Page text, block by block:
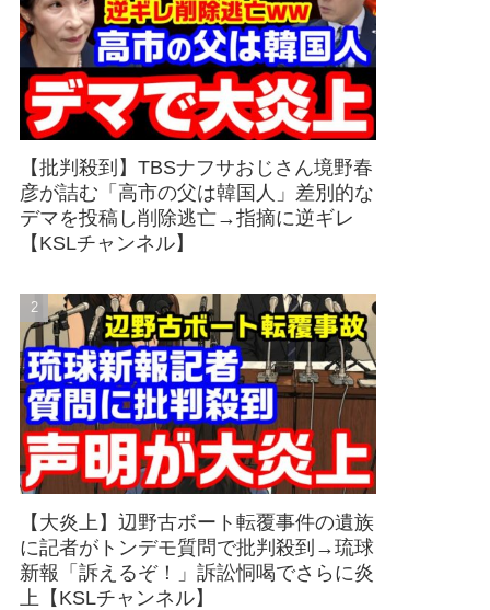
【批判殺到】TBSナフサおじさん境野春
彦が詰む「高市の父は韓国人」差別的な
デマを投稿し削除逃亡→指摘に逆ギレ
【KSLチャンネル】
【大炎上】辺野古ボート転覆事件の遺族
に記者がトンデモ質問で批判殺到→琉球
新報「訴えるぞ！」訴訟恫喝でさらに炎
上【KSLチャンネル】